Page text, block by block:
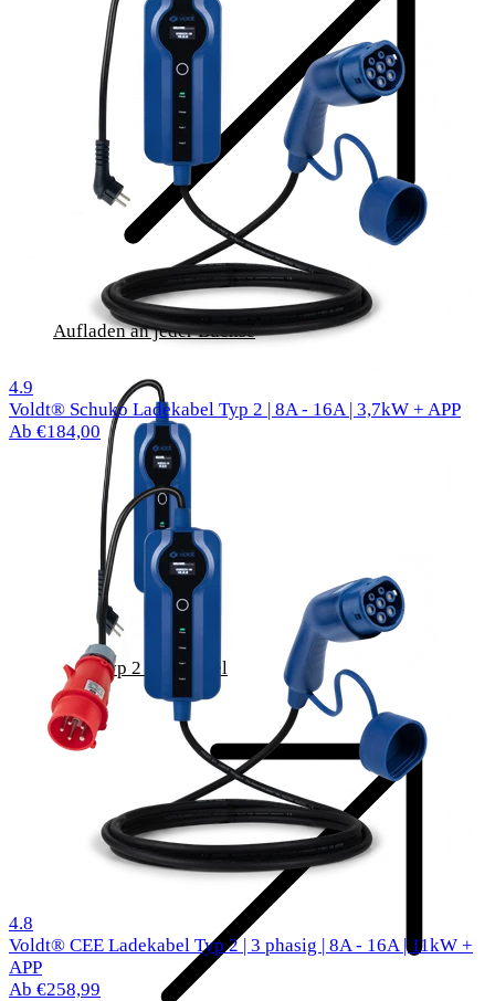
Aufladen an jeder Buchse
Typ 2 Ladekabel
4.9 1000 Bewertungen
Voldt® Schuko Ladekabel Typ 2 | 8A - 16A | 3,7kW + APP
Ab €184,00
4.8
Voldt® CEE Ladekabel Typ 2 | 3 phasig | 8A - 16A | 11kW +
APP
Ab €258,99